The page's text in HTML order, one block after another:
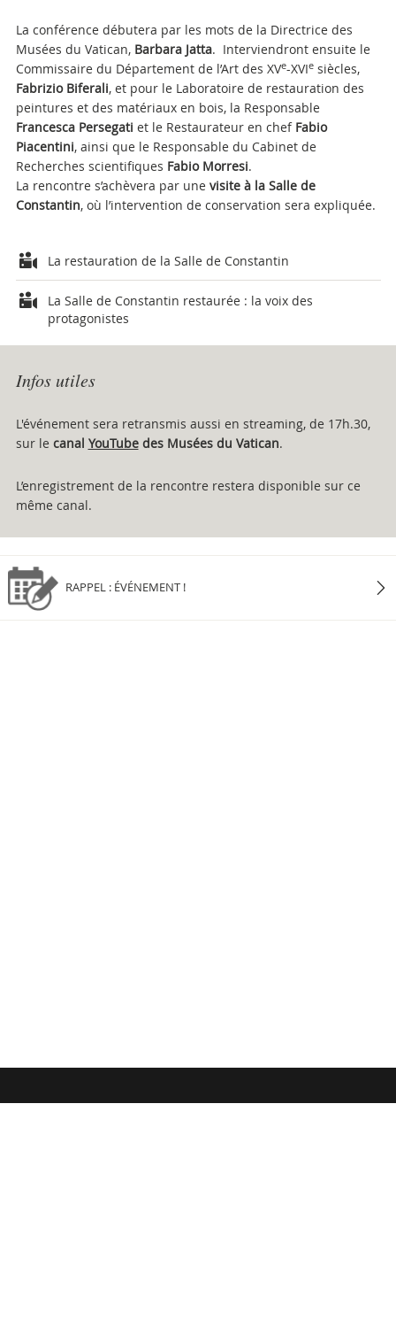
La conférence débutera par les mots de la Directrice des
Musées du Vatican, Barbara Jatta. Interviendront ensuite le
Commissaire du Département de l’Art des XVe-XVIesiècles,
Fabrizio Biferali, et pour le Laboratoire de restauration des
peintures et des matériaux en bois, la Responsable
Francesca Persegati et le Restaurateur en chef Fabio
Piacentini, ainsi que le Responsable du Cabinet de
Recherches scientifiques Fabio Morresi.
La rencontre s’achèvera par une visite à la Salle de
Constantin, où l’intervention de conservation sera expliquée.
Attachments
La restauration de la Salle de Constantin
La Salle de Constantin restaurée : la voix des
protagonistes
Infos utiles
L'événement sera retransmis aussi en streaming, de 17h.30,
sur le canal YouTubedes Musées du Vatican.
L’enregistrement de la rencontre restera disponible sur ce
même canal.
RAPPEL : ÉVÉNEMENT !